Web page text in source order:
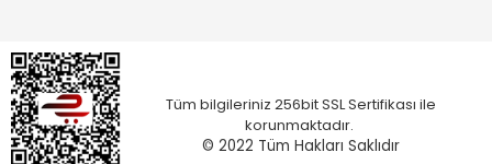
Tüm bilgileriniz 256bit SSL Sertifikası ile
korunmaktadır.
© 2022 Tüm Hakları Saklıdır